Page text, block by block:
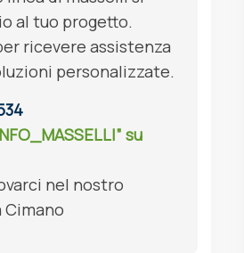
al tuo progetto.
ricevere assistenza
personalizzate.
su
nel nostro
Cimano